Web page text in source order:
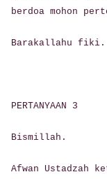
berdoa mohon
Barakallahu fiki.
PERTANYAAN 3
Bismillah.
Afwan Ustadzah